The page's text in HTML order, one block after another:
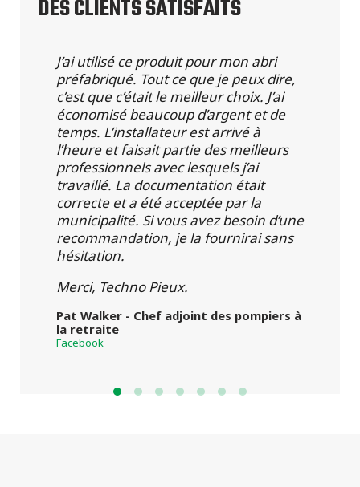
DES CLIENTS SATISFAITS
J’ai utilisé ce produit pour mon abri
préfabriqué. Tout ce que je peux dire,
c’est que c’était le meilleur choix. J’ai
économisé beaucoup d’argent et de
temps. L’installateur est arrivé à
l’heure et faisait partie des meilleurs
professionnels avec lesquels j’ai
travaillé. La documentation était
correcte et a été acceptée par la
municipalité. Si vous avez besoin d’une
recommandation, je la fournirai sans
hésitation.
Merci, Techno Pieux.
Pat Walker - Chef adjoint des pompiers à
la retraite
Facebook